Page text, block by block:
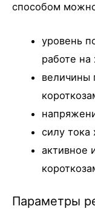
способом
уровень
работе на
величины
силу тока
активное
Параметры